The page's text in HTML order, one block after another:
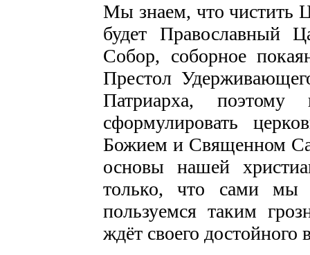
Мы знаем, что чистить
будет Православный
Собор, соборное
Престол
Патриарха,
сформулировать
Божием и Священном
основы нашей
только, что сами
пользуемся таким
ждёт своего достойного